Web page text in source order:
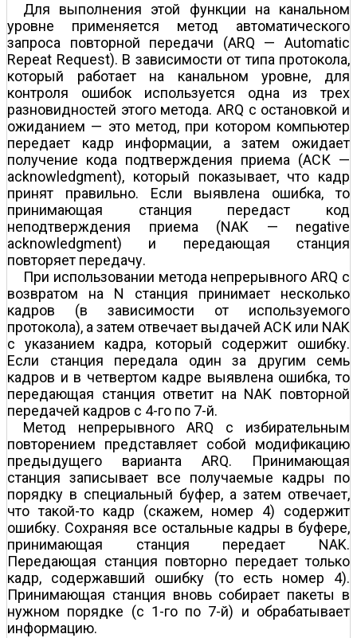
Для выполнения этой функции на канальном
уровне применяется метод автоматического
запроса повторной передачи (ARQ — Automatic
Repeat Request). В зависимости от типа протокола,
который работает на канальном уровне, для
контроля ошибок используется одна из трех
разновидностей этого метода. ARQ с остановкой и
ожиданием — это метод, при котором компьютер
передает кадр информации, а затем ожидает
получение кода подтверждения приема (АСК —
acknowledgment), который показывает, что кадр
принят правильно. Если выявлена ошибка, то
принимающая станция передаст код
неподтверждения приема (NAK — negative
acknowledgment) и передающая станция
повторяет передачу.
При использовании метода непрерывного ARQ с
возвратом на N станция принимает несколько
кадров (в зависимости от используемого
протокола), а затем отвечает выдачей АСК или NAK
с указанием кадра, который содержит ошибку.
Если станция передала один за другим семь
кадров и в четвертом кадре выявлена ошибка, то
передающая станция ответит на NAK повторной
передачей кадров с 4-го по 7-й.
Метод непрерывного ARQ с избирательным
повторением представляет собой модификацию
предыдущего варианта ARQ. Принимающая
станция записывает все получаемые кадры по
порядку в специальный буфер, а затем отвечает,
что такой-то кадр (скажем, номер 4) содержит
ошибку. Сохраняя все остальные кадры в буфере,
принимающая станция передает NAK.
Передающая станция повторно передает только
кадр, содержавший ошибку (то есть номер 4).
Принимающая станция вновь собирает пакеты в
нужном порядке (с 1-го по 7-й) и обрабатывает
информацию.